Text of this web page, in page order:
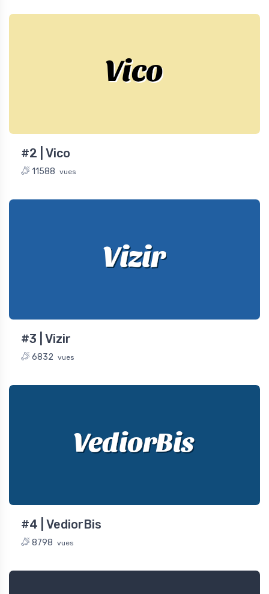
Vico
#2 | Vico
11588 vues
Vizir
#3 | Vizir
6832 vues
VediorBis
#4 | VediorBis
8798 vues